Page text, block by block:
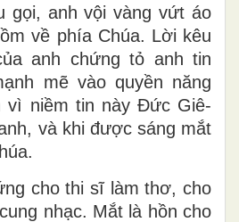
gọi, anh vội vàng vứt áo
về phía Chúa. Lời kêu
anh chứng tỏ anh tin
mẽ vào quyền năng
vì niềm tin này Đức Giê-
và khi được sáng mắt
cho thi sĩ làm thơ, cho
nhạc. Mắt là hồn cho